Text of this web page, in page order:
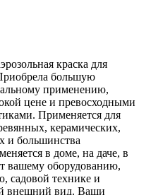
краска для
большую
применению,
цене и превосходными
Применяется для
керамических,
и большинства
в доме, на даче, в
вашему оборудованию,
садовой технике и
внешний вид. Ваши